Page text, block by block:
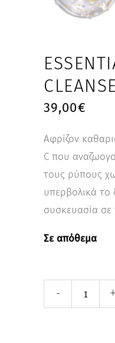
39,00€
Αφρίζον
C που
τους ρύπους
υπερβολικά
συσκευασία σε
Σε απόθεμα
-